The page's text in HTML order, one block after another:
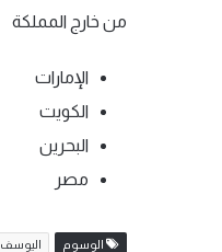
من خارج المملكة
الإمارات
الكويت
البحرين
مصر
الوسوم اليوسف